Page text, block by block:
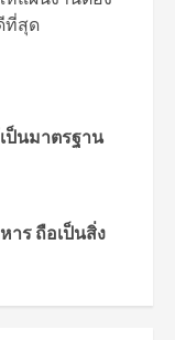
ที่สุด
ป็นมาตรฐาน
าร ถือเป็นสิ่ง